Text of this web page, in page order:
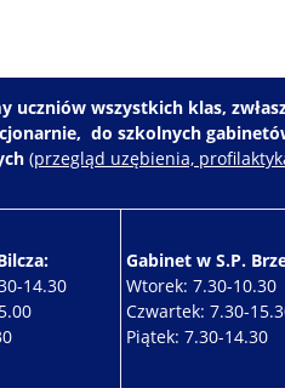
uczniów wszystkich klas,
do szkolnych
(przegląd uzębienia,
14.30
Gabinet w S.P.
Wtorek: 7.30-10.30
Czwartek: 7.30-
Piątek: 7.30-14.30